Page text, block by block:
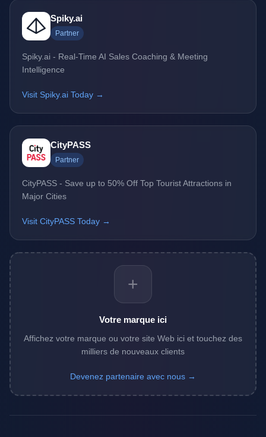
Spiky.ai
Partner
Spiky.ai - Real-Time AI Sales Coaching & Meeting
Intelligence
Visit Spiky.ai Today →
CityPASS
Partner
CityPASS - Save up to 50% Off Top Tourist Attractions in
Major Cities
Visit CityPASS Today →
+
Votre marque ici
Affichez votre marque ou votre site Web ici et touchez des
milliers de nouveaux clients
Devenez partenaire avec nous →